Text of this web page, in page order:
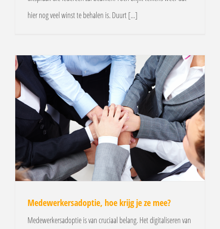
hier nog veel winst te behalen is. Duurt [...]
Medewerkersadoptie, hoe krijg je ze mee?
Medewerkersadoptie is van cruciaal belang. Het digitaliseren van